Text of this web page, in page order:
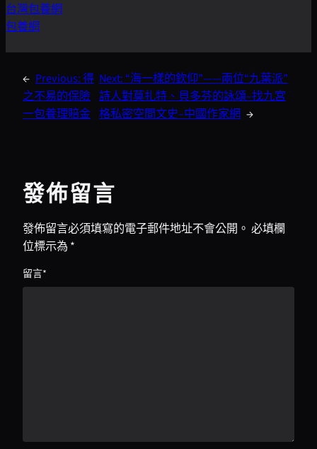
台灣包養網
包養網
← Previous:得
之不易的保險
一包養理賠金
Next: “海一樣的欽仰”——兩位“九葉派”
詩人對莫扎特、貝多芬的詠頌–找九宮
格私密空間文史–中國作家網 →
發佈留言
發佈留言必須填寫的電子郵件地址不會公開。 必填欄
位標示為 *
留言*